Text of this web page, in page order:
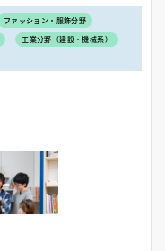
ファッション・服飾分野
工業分野（建設・機械系）